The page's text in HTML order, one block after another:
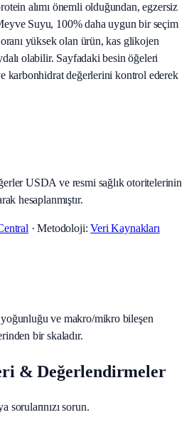
alımı önemli olduğundan, egzersiz
Suyu, 100% daha uygun bir seçim
yüksek olan ürün, kas glikojen
olabilir. Sayfadaki besin öğeleri
karbonhidrat değerlerini kontrol ederek
USDA ve resmi sağlık otoritelerinin
hesaplanmıştır.
· Metodoloji:Veri Kaynakları
ve makro/mikro bileşen
bir skaladır.
& Değerlendirmeler
sorularınızı sorun.